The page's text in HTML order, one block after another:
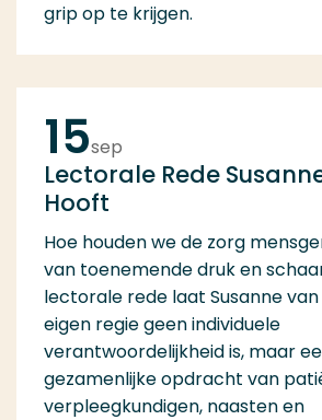
grip op te krijgen.
Lectorale Rede
Hooft
Hoe houden we de zorg
van toenemende druk en
lectorale rede laat Susanne
eigen regie geen individuele
verantwoordelijkheid is, maar
gezamenlijke opdracht van
verpleegkundigen, naasten en
15sep